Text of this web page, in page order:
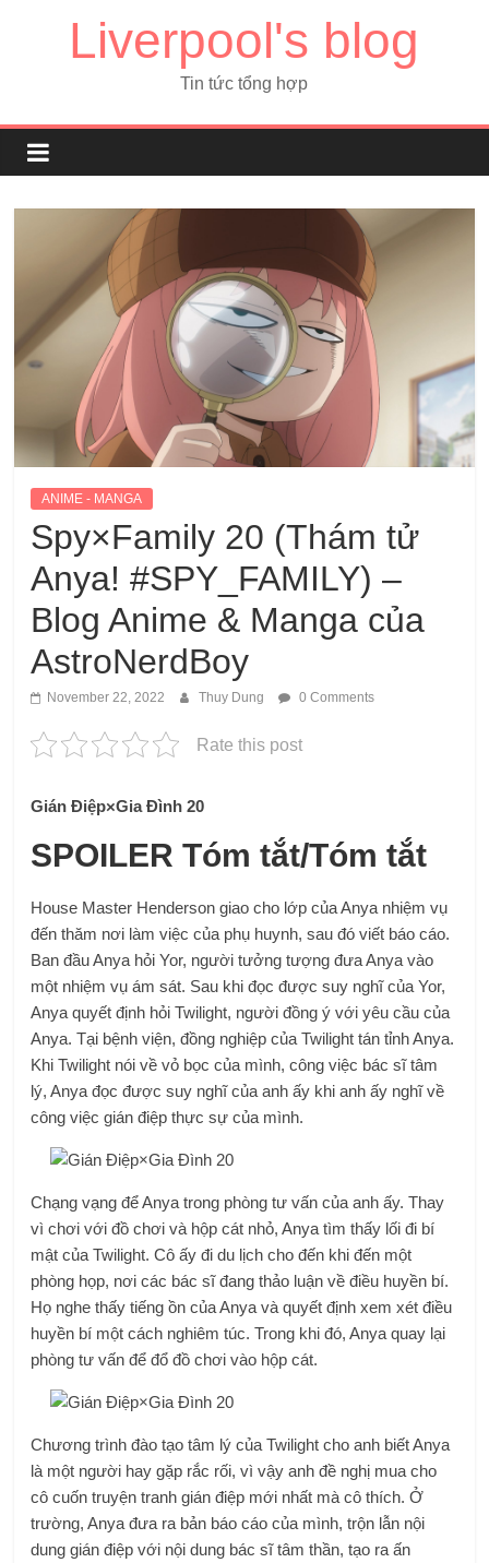
Liverpool's blog
Tin tức tổng hợp
ANIME - MANGA
Spy×Family 20 (Thám tử
Anya! #SPY_FAMILY) –
Blog Anime & Manga của
AstroNerdBoy
November 22, 2022 Thuy Dung 0 Comments
Rate this post
Gián Điệp×Gia Đình 20
SPOILER Tóm tắt/Tóm tắt
House Master Henderson giao cho lớp của Anya nhiệm vụ
đến thăm nơi làm việc của phụ huynh, sau đó viết báo cáo.
Ban đầu Anya hỏi Yor, người tưởng tượng đưa Anya vào
một nhiệm vụ ám sát. Sau khi đọc được suy nghĩ của Yor,
Anya quyết định hỏi Twilight, người đồng ý với yêu cầu của
Anya. Tại bệnh viện, đồng nghiệp của Twilight tán tỉnh Anya.
Khi Twilight nói về vỏ bọc của mình, công việc bác sĩ tâm
lý, Anya đọc được suy nghĩ của anh ấy khi anh ấy nghĩ về
công việc gián điệp thực sự của mình.
Chạng vạng để Anya trong phòng tư vấn của anh ấy. Thay
vì chơi với đồ chơi và hộp cát nhỏ, Anya tìm thấy lối đi bí
mật của Twilight. Cô ấy đi du lịch cho đến khi đến một
phòng họp, nơi các bác sĩ đang thảo luận về điều huyền bí.
Họ nghe thấy tiếng ồn của Anya và quyết định xem xét điều
huyền bí một cách nghiêm túc. Trong khi đó, Anya quay lại
phòng tư vấn để đổ đồ chơi vào hộp cát.
Chương trình đào tạo tâm lý của Twilight cho anh biết Anya
là một người hay gặp rắc rối, vì vậy anh đề nghị mua cho
cô cuốn truyện tranh gián điệp mới nhất mà cô thích. Ở
trường, Anya đưa ra bản báo cáo của mình, trộn lẫn nội
dung gián điệp với nội dung bác sĩ tâm thần, tạo ra ấn